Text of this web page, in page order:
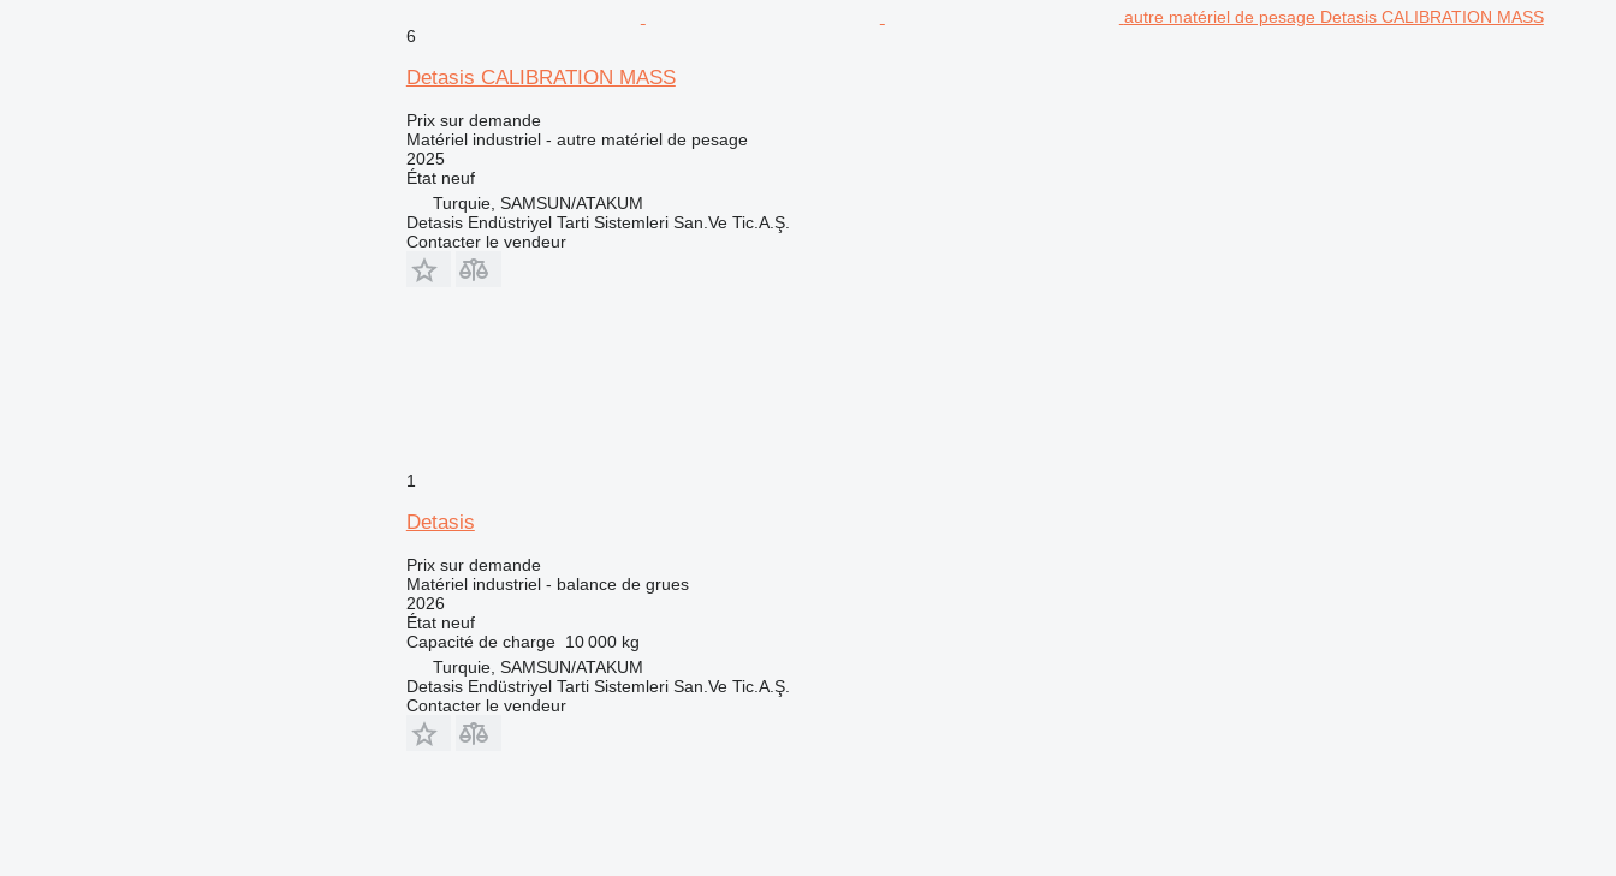
autre matériel de pesage Detasis CALIBRATION MASS
6
Detasis CALIBRATION MASS
Prix sur demande
Matériel industriel - autre matériel de pesage
2025
Étatneuf
Turquie, SAMSUN/ATAKUM
Detasis Endüstriyel Tarti Sistemleri San.Ve Tic.A.Ş.
Contacter le vendeur
1
Detasis
Prix sur demande
Matériel industriel - balance de grues
2026
Étatneuf
Capacité de charge 10 000 kg
Turquie, SAMSUN/ATAKUM
Detasis Endüstriyel Tarti Sistemleri San.Ve Tic.A.Ş.
Contacter le vendeur